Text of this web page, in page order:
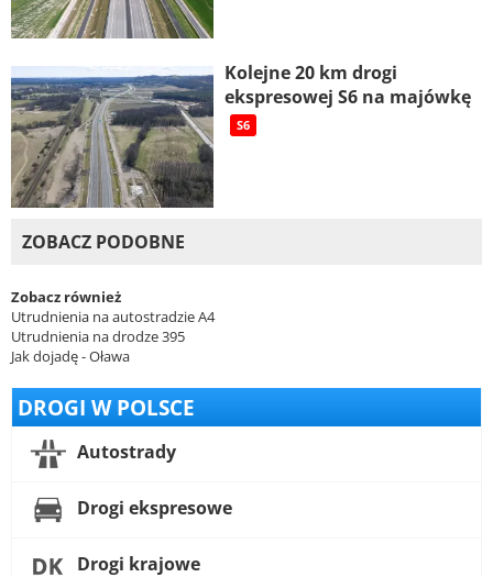
Kolejne 20 km drogi
ekspresowej S6 na majówkę
S6
ZOBACZ PODOBNE
Zobacz również
Utrudnienia na autostradzie A4
Utrudnienia na drodze 395
Jak dojadę - Oława
DROGI W POLSCE
Autostrady
Drogi ekspresowe
Drogi krajowe